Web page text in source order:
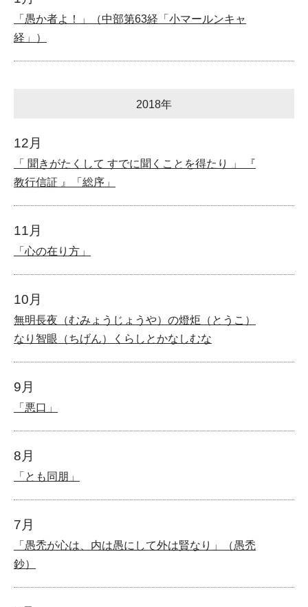
「愚か者よ！」（中部第63経「小マールンキャ
経」）
2018年
12月
「 聞きがたくして すでに聞くことを得たり 」 『
教行信証 』「総序」
11月
「心の在り方」
10月
無明長夜（むみょうじょうや）の燈炬（とうこ）
なり智眼（ちげん）くらしとかなしむな
9月
「悪口」
8月
「とも同朋」
7月
「愚禿が心は、内は愚にして外は賢なり」（愚禿
鈔）